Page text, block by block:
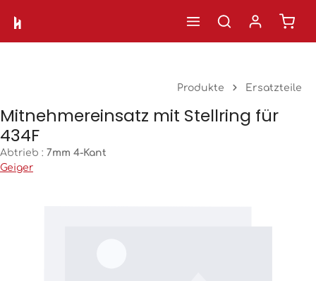
Zum Hauptinhalt springen
Produkte Ersatzteile
Mitnehmereinsatz mit Stellring für
434F
Abtrieb : 7mm 4-Kant
Geiger